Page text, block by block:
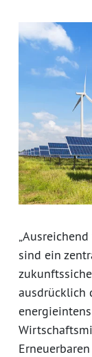
sind ein
ausdrücklich